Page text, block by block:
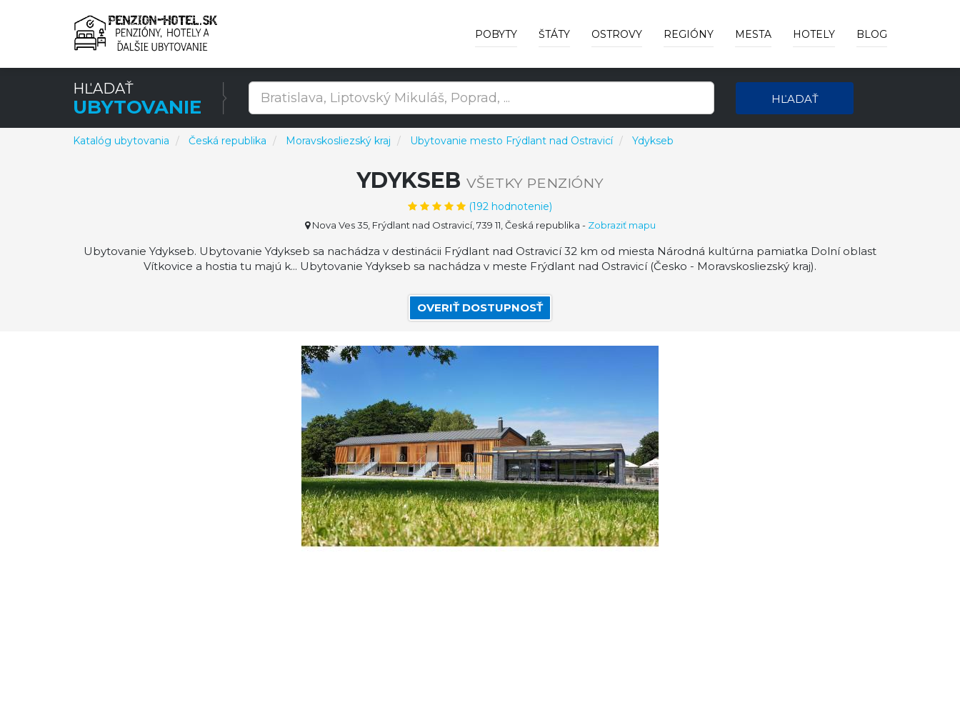
POBYTY ŠTÁTY OSTROVY REGIÓNY MESTA HOTELY BLOG
HĽADAŤ
UBYTOVANIE HĽADAŤ
Katalóg ubytovania Česká republika Moravskosliezský kraj Ubytovanie mesto Frýdlant nad Ostravicí Ydykseb
YDYKSEB VŠETKY PENZIÓNY
(192 hodnotenie)
Nova Ves 35, Frýdlant nad Ostravicí, 739 11, Česká republika - Zobraziť mapu
Ubytovanie Ydykseb. Ubytovanie Ydykseb sa nachádza v destinácii Frýdlant nad Ostravicí 32 km od miesta Národná kultúrna pamiatka Dolní oblast
Vítkovice a hostia tu majú k... Ubytovanie Ydykseb sa nachádza v meste Frýdlant nad Ostravicí (Česko - Moravskosliezský kraj).
OVERIŤ DOSTUPNOSŤ